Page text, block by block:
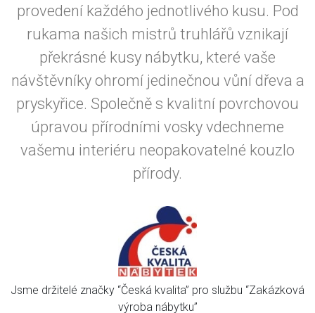
provedení každého jednotlivého kusu. Pod
rukama našich mistrů truhlářů vznikají
překrásné kusy nábytku, které vaše
návštěvníky ohromí jedinečnou vůní dřeva a
pryskyřice. Společně s kvalitní povrchovou
úpravou přírodními vosky vdechneme
vašemu interiéru neopakovatelné kouzlo
přírody.
Jsme držitelé značky “Česká kvalita” pro službu “Zakázková
výroba nábytku”